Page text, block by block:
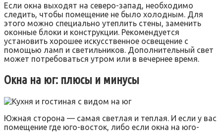
Если окна выходят на северо-запад, необходимо
следить, чтобы помещение не было холодным. Для
этого можно специально утеплить стены, заменить
оконные блоки и конструкции. Рекомендуется
установить хорошее искусственное освещение с
помощью ламп и светильников. Дополнительный свет
может потребоваться утром или в вечернее время.
Окна на юг: плюсы и минусы
Южная сторона — самая светлая и теплая. И если у вас
помещение где юго-восток, либо если окна на юго-